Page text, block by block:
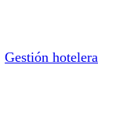
Gestión hotelera